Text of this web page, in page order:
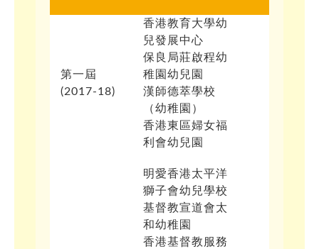
第一屆
(2017-18)
香港教育大學幼
兒發展中心
保良局莊啟程幼
稚園幼兒園
漢師德萃學校
（幼稚園）
香港東區婦女福
利會幼兒園
明愛香港太平洋
獅子會幼兒學校
基督教宣道會太
和幼稚園
香港基督教服務